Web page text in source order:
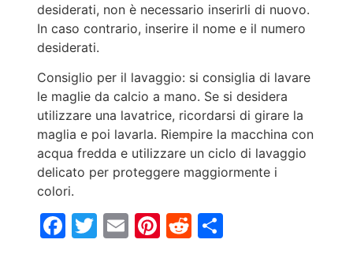
desiderati, non è necessario inserirli di nuovo.
In caso contrario, inserire il nome e il numero
desiderati.
Consiglio per il lavaggio: si consiglia di lavare
le maglie da calcio a mano. Se si desidera
utilizzare una lavatrice, ricordarsi di girare la
maglia e poi lavarla. Riempire la macchina con
acqua fredda e utilizzare un ciclo di lavaggio
delicato per proteggere maggiormente i
colori.
Facebook
Twitter
EmailPinterest
RedditCondividi